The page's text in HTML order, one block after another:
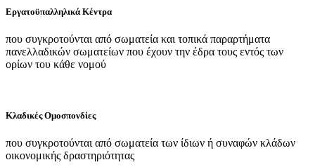
Εργατοϋπαλληλικά Κέντρα
που συγκροτούνται από σωματεία και τοπικά παραρτήματα
πανελλαδικών σωματείων που έχουν την έδρα τους εντός των
ορίων του κάθε νομού
Κλαδικές Ομοσπονδίες
που συγκροτούνται από σωματεία των ίδιων ή συναφών κλάδων
οικονομικής δραστηριότητας